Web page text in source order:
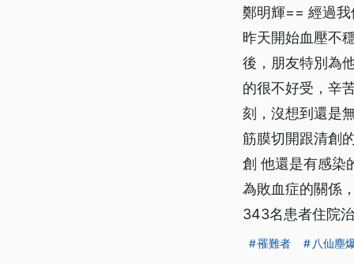
鄭明輝== 經過
昨天開始血壓不
後，朋友特別為
的很不好受，辛
刻，沒想到還是
筋膜切開跟清創
創 他還是有感染
為敗血症的關係
343名患者住院
罹難者 八仙塵